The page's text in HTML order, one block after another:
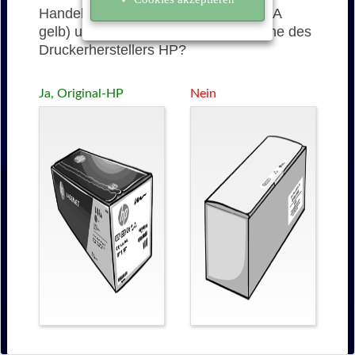
Handelt es sich bei der 650A (CE272A
gelb) um eine originale Tonerkartusche des
Druckerherstellers HP?
Ja, Original-HP Nein